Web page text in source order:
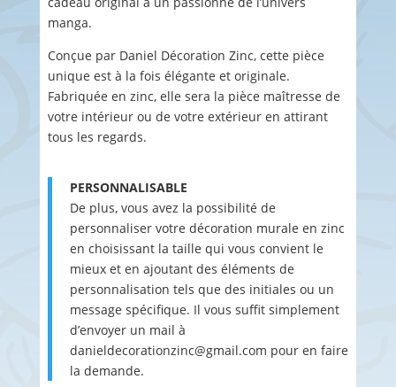
manga.
Conçue par Daniel Décoration Zinc, cette pièce
unique est à la fois élégante et originale.
Fabriquée en zinc, elle sera la pièce maîtresse de
votre intérieur ou de votre extérieur en attirant
tous les regards.
PERSONNALISABLE
De plus, vous avez la possibilité de
personnaliser votre décoration murale en zinc
en choisissant la taille qui vous convient le
mieux et en ajoutant des éléments de
personnalisation tels que des initiales ou un
message spécifique. Il vous suffit simplement
d’envoyer un mail à
danieldecorationzinc@gmail.com pour en faire
la demande.